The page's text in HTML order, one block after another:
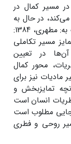
مسیر کمال در
در حال به
کمال رساندن قوه‌ای از قوای خود است (نک به: مطهری، 1384:
مسیر تکاملی
در تعیین
محور کمال
نیز برای
تمایزبخش و
انسان است
جایی مطلوب است
روحی و فطری